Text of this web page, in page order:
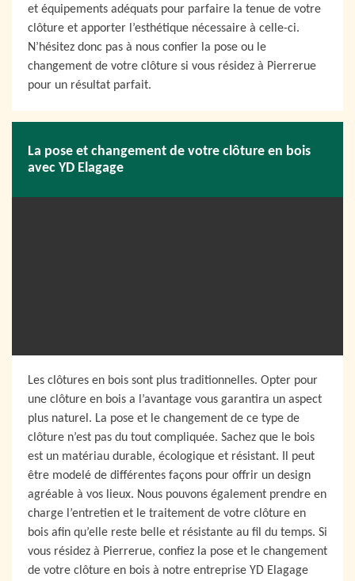
et équipements adéquats pour parfaire la tenue de votre
clôture et apporter l’esthétique nécessaire à celle-ci.
N’hésitez donc pas à nous confier la pose ou le
changement de votre clôture si vous résidez à Pierrerue
pour un résultat parfait.
La pose et changement de votre clôture en bois
avec YD Elagage
Les clôtures en bois sont plus traditionnelles. Opter pour
une clôture en bois a l’avantage vous garantira un aspect
plus naturel. La pose et le changement de ce type de
clôture n’est pas du tout compliquée. Sachez que le bois
est un matériau durable, écologique et résistant. Il peut
être modelé de différentes façons pour offrir un design
agréable à vos lieux. Nous pouvons également prendre en
charge l’entretien et le traitement de votre clôture en
bois afin qu’elle reste belle et résistante au fil du temps. Si
vous résidez à Pierrerue, confiez la pose et le changement
de votre clôture en bois à notre entreprise YD Elagage